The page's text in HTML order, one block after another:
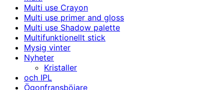
Multi use Crayon
Multi use primer and gloss
Multi use Shadow palette
Multifunktionellt stick
Mysig vinter
Nyheter
Kristaller
och IPL
Ögonfransböjare